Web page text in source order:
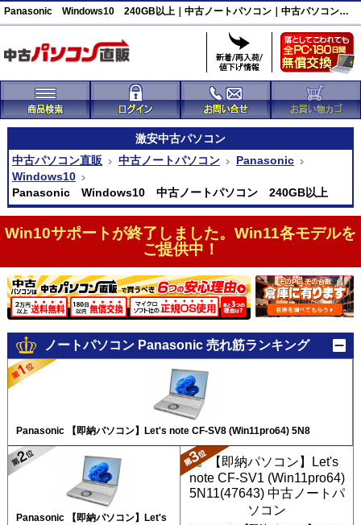
Panasonic Windows10 240GB以上｜中古ノートパソコン｜中古パソコン直販
激安中古パソコン
中古パソコン直販
中古ノートパソコン
Panasonic
Windows10
Panasonic Windows10 中古ノートパソコン 240GB以上
Win10サポートが終了しました。Win11各モデルを
ご提供中！
ノートパソコン Panasonic 売れ筋ランキング
Panasonic 【即納パソコン】Let's note CF-SV8 (Win11pro64) 5N8
Panasonic 【即納パソコン】Let's